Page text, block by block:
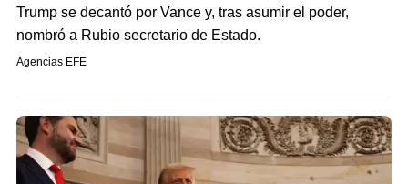
Trump se decantó por Vance y, tras asumir el poder,
nombró a Rubio secretario de Estado.
Agencias EFE